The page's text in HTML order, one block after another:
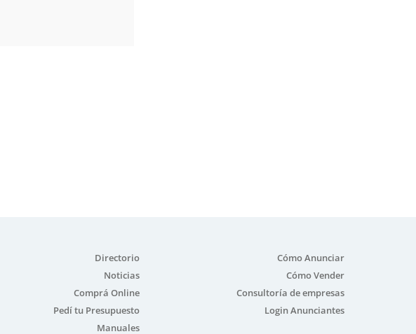
Directorio
Noticias
Comprá Online
Pedí tu Presupuesto
Manuales
Cómo Anunciar
Cómo Vender
Consultoría de empresas
Login Anunciantes